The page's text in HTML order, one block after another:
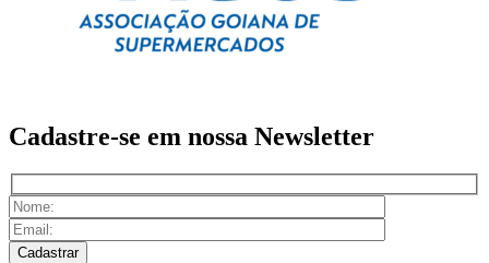
Cadastre-se em nossa Newsletter